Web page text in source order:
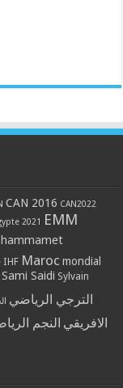
CAN 2016 CAN2022
2021 EMM
hammamet
IHF Maroc mondial
Sami Saidi Sylvain
الترجي الرياضي
الافريقي النجم